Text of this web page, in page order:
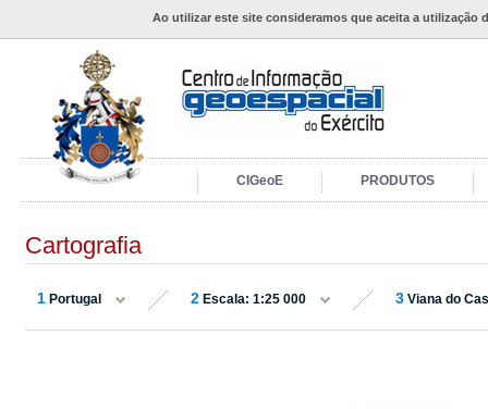
Ao utilizar este site consideramos que aceita a utilização
CIGeoE PRODUTOS
Cartografia
1 Portugal 2 Escala: 1:25 000 3 Viana do